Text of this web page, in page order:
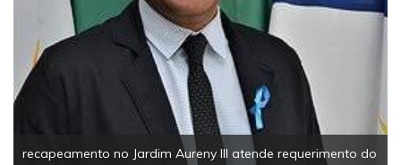
recapeamento no Jardim Aureny III atende requerimento do